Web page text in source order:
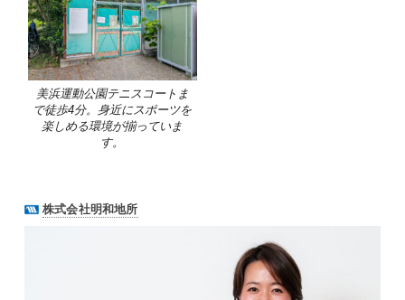
美浜運動公園テニスコートま
で徒歩4分。身近にスポーツを
楽しめる環境が揃っていま
す。